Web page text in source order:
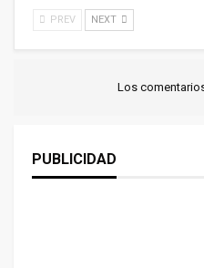
PREV NEXT
Los
PUBLICIDAD